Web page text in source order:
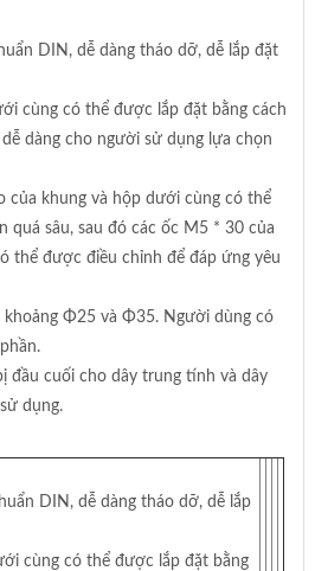
DIN, dễ dàng tháo dỡ, dễ lắp đặt
cùng có thể được lắp đặt bằng cách
dàng cho người sử dụng lựa chọn
của khung và hộp dưới cùng có thể
quá sâu, sau đó các ốc M5 * 30 của
thể được điều chỉnh để đáp ứng yêu
khoảng Φ25 và Φ35. Người dùng có
đầu cuối cho dây trung tính và dây
dụng.
DIN, dễ dàng tháo dỡ, dễ lắp
cùng có thể được lắp đặt bằng